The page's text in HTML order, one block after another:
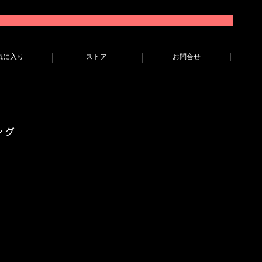
に入り ストア お問合せ
グ